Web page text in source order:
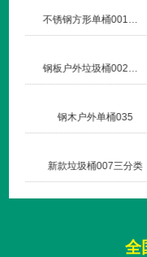
北京暖山生活广场
仁安医院
杏林湾
长治双创梦工厂
全